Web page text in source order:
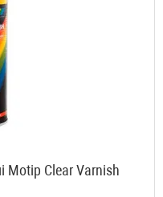
Motip Clear Varnish